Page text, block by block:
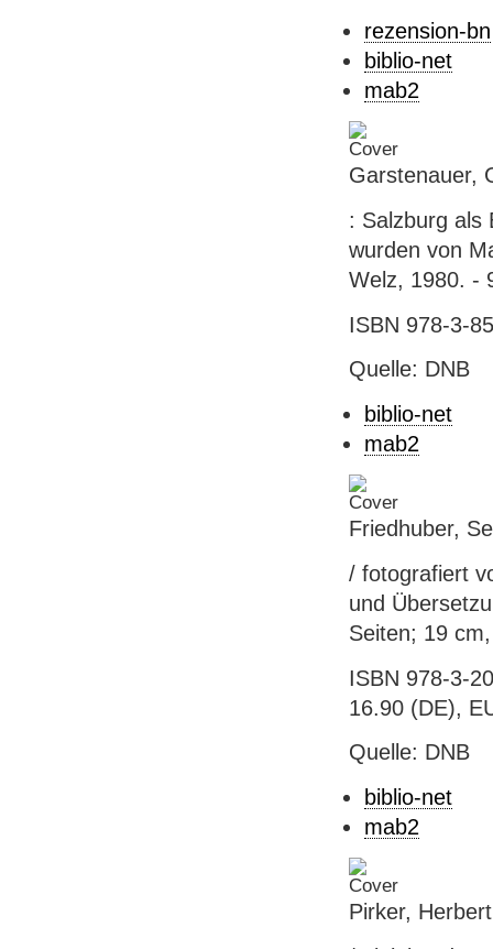
rezension-bn
biblio-net
mab2
Garstenauer,
: Salzburg als
wurden von
Welz, 1980. -
ISBN 978-3-
Quelle: DNB
biblio-net
mab2
Friedhuber,
/ fotografiert
und
Seiten; 19
ISBN 978-3-
16.90 (DE),
Quelle: DNB
biblio-net
mab2
Pirker,